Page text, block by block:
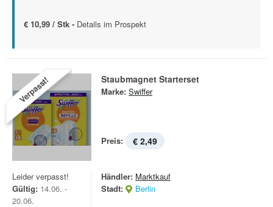
€ 10,99 / Stk - Details im Prospekt
Verpasst! Staubmagnet Starterset
Marke: Swiffer
Preis: € 2,49
Leider verpasst!
Gültig: 14.06. -
20.06.
Händler: Marktkauf
Stadt:
Berlin